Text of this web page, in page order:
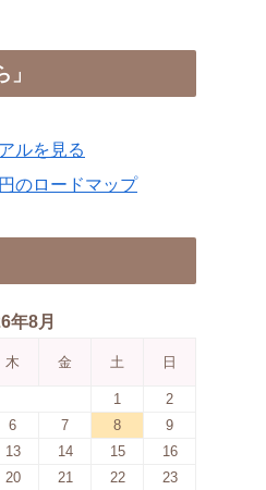
ルを見る
のロードマップ
年8月
木 金 土 日
1
2
6 7 8
9
13 14 15
16
20 21 22
23